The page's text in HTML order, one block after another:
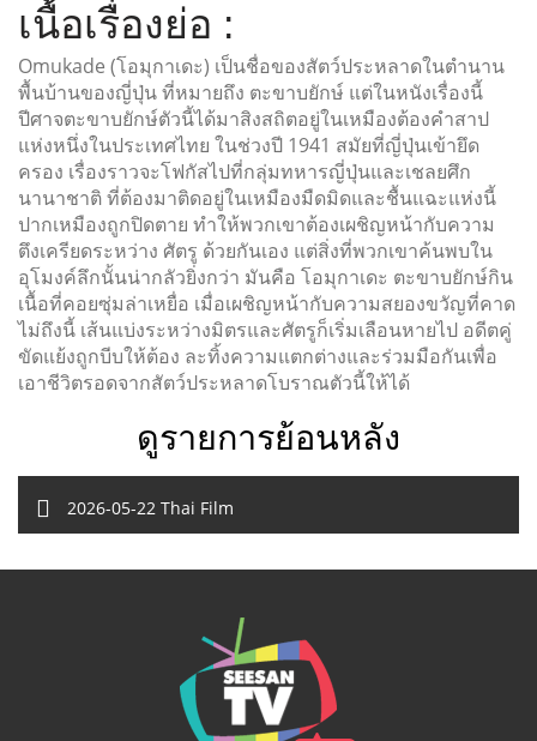
เนื้อเรื่องย่อ :
Omukade (โอมุกาเดะ) เป็นชื่อของสัตว์ประหลาดในตำนาน
พื้นบ้านของญี่ปุ่น ที่หมายถึง ตะขาบยักษ์ แต่ในหนังเรื่องนี้
ปีศาจตะขาบยักษ์ตัวนี้ได้มาสิงสถิตอยู่ในเหมืองต้องคำสาป
แห่งหนึ่งในประเทศไทย ในช่วงปี 1941 สมัยที่ญี่ปุ่นเข้ายึด
ครอง เรื่องราวจะโฟกัสไปที่กลุ่มทหารญี่ปุ่นและเชลยศึก
นานาชาติ ที่ต้องมาติดอยู่ในเหมืองมืดมิดและชื้นแฉะแห่งนี้
ปากเหมืองถูกปิดตาย ทำให้พวกเขาต้องเผชิญหน้ากับความ
ตึงเครียดระหว่าง ศัตรู ด้วยกันเอง แต่สิ่งที่พวกเขาค้นพบใน
อุโมงค์ลึกนั้นน่ากลัวยิ่งกว่า มันคือ โอมุกาเดะ ตะขาบยักษ์กิน
เนื้อที่คอยซุ่มล่าเหยื่อ เมื่อเผชิญหน้ากับความสยองขวัญที่คาด
ไม่ถึงนี้ เส้นแบ่งระหว่างมิตรและศัตรูก็เริ่มเลือนหายไป อดีตคู่
ขัดแย้งถูกบีบให้ต้อง ละทิ้งความแตกต่างและร่วมมือกันเพื่อ
เอาชีวิตรอดจากสัตว์ประหลาดโบราณตัวนี้ให้ได้
ดูรายการย้อนหลัง
2026-05-22 Thai Film